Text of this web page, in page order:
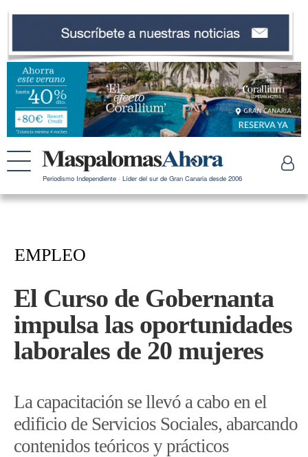
Periodismo Independiente · Líder del sur de Gran Canaria desde 2006
EMPLEO
El Curso de Gobernanta
impulsa las oportunidades
laborales de 20 mujeres
La capacitación se llevó a cabo en el
edificio de Servicios Sociales, abarcando
contenidos teóricos y prácticos